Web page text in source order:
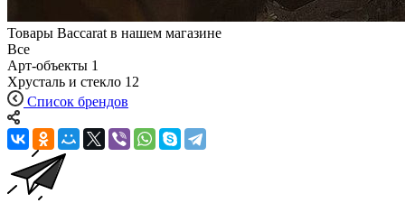
Товары Baccarat в нашем магазине
Все
Арт-объекты 1
Хрусталь и стекло 12
Список брендов